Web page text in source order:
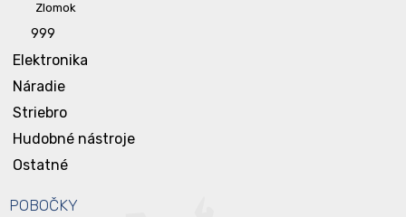
Zlomok
999
Elektronika
Náradie
Striebro
Hudobné nástroje
Ostatné
POBOČKY